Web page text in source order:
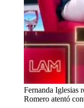
Fernanda Iglesias
Romero atentó